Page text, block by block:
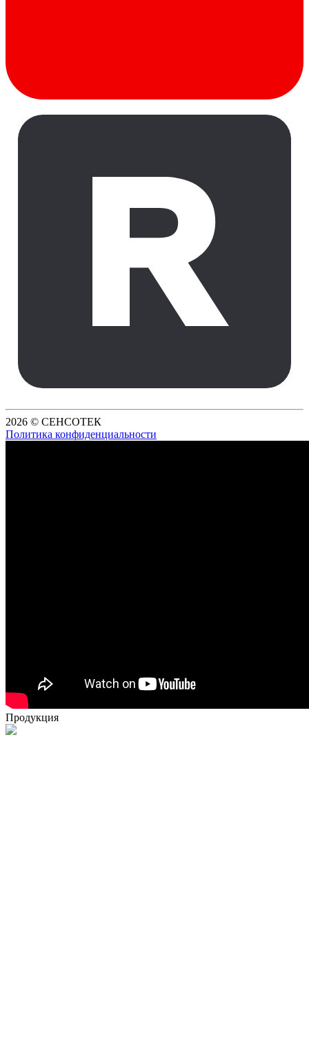
2026 © СЕНСОТЕК
Политика конфиденциальности
Продукция